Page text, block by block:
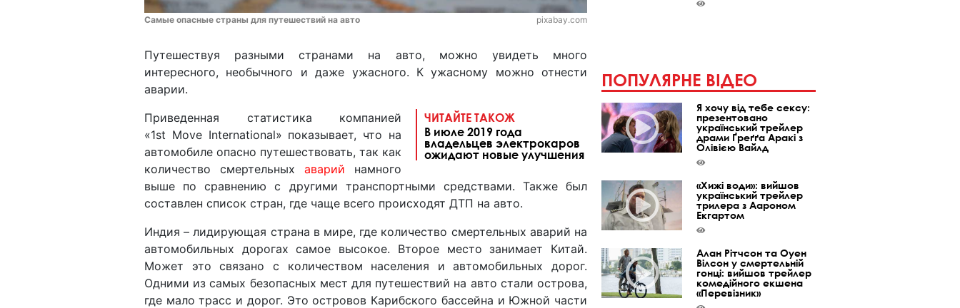
Самые опасные страны для путешествий на авто pixabay.com
Путешествуя разными странами на авто, можно увидеть много
интересного, необычного и даже ужасного. К ужасному можно отнести
аварии.
ЧИТАЙТЕ ТАКОЖ
В июле 2019 года
владельцев электрокаров
ожидают новые улучшения
Приведенная статистика компанией
«1st Move International» показывает, что на
автомобиле опасно путешествовать, так как
количество смертельных аварий намного
выше по сравнению с другими транспортными средствами. Также был
составлен список стран, где чаще всего происходят ДТП на авто.
Индия – лидирующая страна в мире, где количество смертельных аварий на
автомобильных дорогах самое высокое. Второе место занимает Китай.
Может это связано с количеством населения и автомобильных дорог.
Одними из самых безопасных мест для путешествий на авто стали острова,
где мало трасс и дорог. Это островов Карибского бассейна и Южной части
ПОПУЛЯРНЕ ВІДЕО
Я хочу від тебе сексу:
презентовано
український трейлер
драми Ґреґґа Аракі з
Олівією Вайлд
«Хижі води»: вийшов
український трейлер
трилера з Аароном
Екгартом
Алан Рітчсон та Оуен
Вілсон у смертельній
гонці: вийшов трейлер
комедійного екшена
«Перевізник»